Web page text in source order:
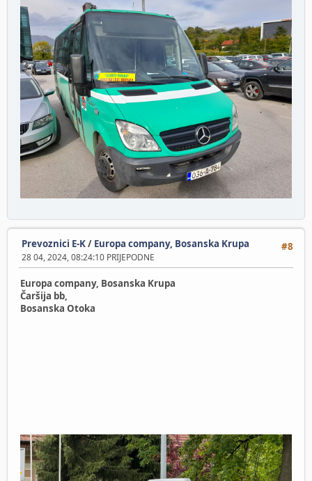
#8
Prevoznici E-K/ Europa company, Bosanska Krupa
28 04, 2024, 08:24:10 PRIJEPODNE
Europa company, Bosanska Krupa
Čaršija bb,
Bosanska Otoka